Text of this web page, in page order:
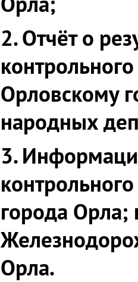
2. Отчёт о
Орловскому
народных
3.
города Орла;
Орла.